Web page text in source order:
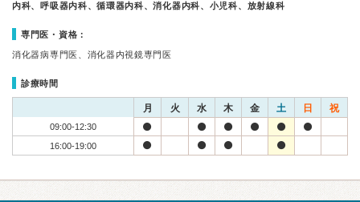
内科、呼吸器内科、循環器内科、消化器内科、小児科、放射線科
専門医・資格：
消化器病専門医、消化器内視鏡専門医
診療時間
月 火 水 木 金 土 日 祝
09:00-12:30
16:00-19:00